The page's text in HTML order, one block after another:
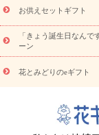
ド
お花の種類
お祝い お祝い
5000円～
お祝い
悔やみ
円～
お供え・お悔
読み物
いのマナー
定年
花キュー
お供えセットギフト
「きょう誕生日なんで
ーン
花とみどりのeギフト